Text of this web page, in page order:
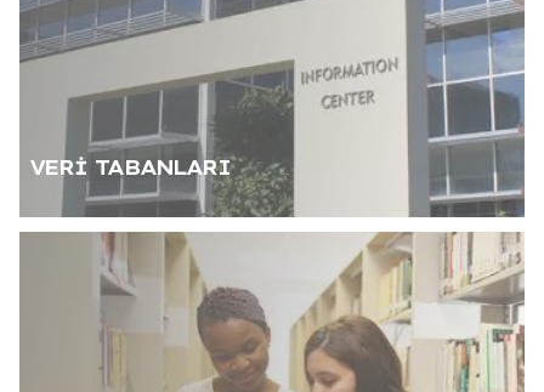
VERİ TABANLARI